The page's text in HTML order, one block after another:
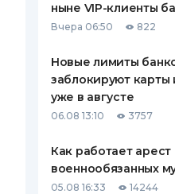
ныне VIP-клиенты
Вчера 06:50 822
Новые лимиты
заблокируют
уже в августе
06.08 13:10 3757
Как работает арест
военнообязанных
05.08 16:33 14244